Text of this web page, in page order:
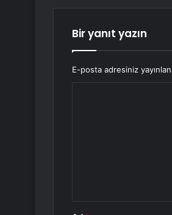
Bir yanıt yazın
E-posta adresiniz